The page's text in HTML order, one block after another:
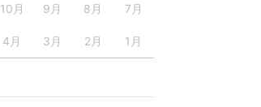
10月 9月 8月 7月
4月 3月 2月 1月